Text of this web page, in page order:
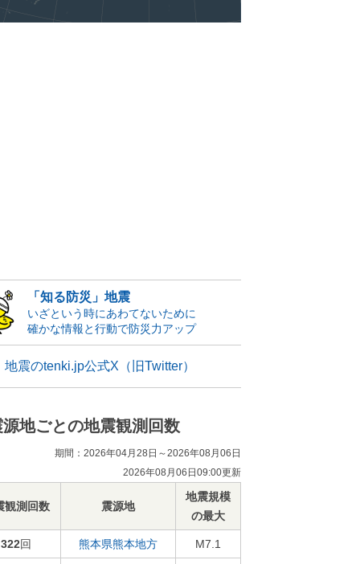
「知る防災」地震
いざという時にあわてないために
確かな情報と行動で防災力アップ
地震のtenki.jp公式X（旧Twitter）
源地ごとの地震観測回数
期間：2026年04月28日～2026年08月06日
2026年08月06日09:00更新
観測回数 震源地
地震規模
の最大
322回 熊本県熊本地方 M7.1